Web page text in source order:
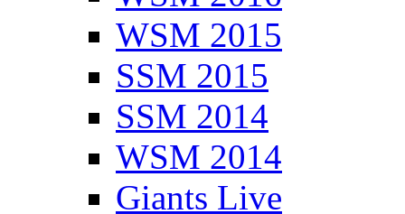
WSM 2015
SSM 2015
SSM 2014
WSM 2014
Giants Live